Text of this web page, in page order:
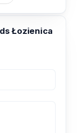
Łozienica